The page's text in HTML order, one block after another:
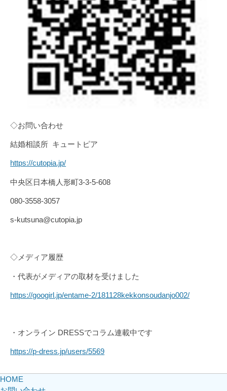
◇お問い合わせ
結婚相談所 キュートピア
https://cutopia.jp/
中央区日本橋人形町3-3-5-608
080-3558-3057
s-kutsuna@cutopia.jp
◇メディア履歴
・代表がメディアの取材を受けました
https://googirl.jp/entame-2/181128kekkonsoudanjo002/
・オンライン DRESSでコラム連載中です
https://p-dress.jp/users/5569
HOME